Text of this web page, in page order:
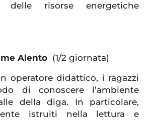
delle risorse energetiche
Alento (1/2 giornata)
operatore didattico, i ragazzi
di conoscere l’ambiente
della diga. In particolare,
istruiti nella lettura e